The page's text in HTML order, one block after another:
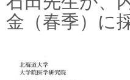
i
g
a
t
金（春季）に